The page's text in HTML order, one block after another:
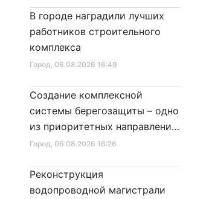
Город, 06.08.2026 16:49
В городе наградили лучших
работников строительного
комплекса
Город, 06.08.2026 16:26
Создание комплексной
системы берегозащиты – одно
из приоритетных направлений
развития Петербурга
Реконструкция
водопроводной магистрали